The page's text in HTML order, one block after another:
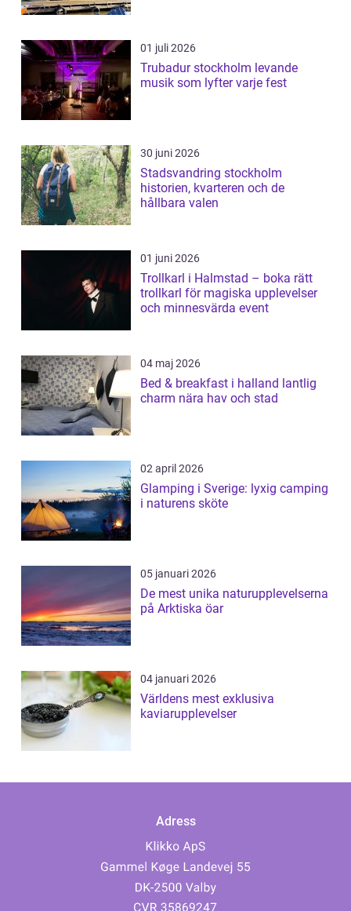
01 juli 2026
Trubadur stockholm levande
musik som lyfter varje fest
30 juni 2026
Stadsvandring stockholm
historien, kvarteren och de
hållbara valen
01 juni 2026
Trollkarl i Halmstad – boka rätt
trollkarl för magiska upplevelser
och minnesvärda event
04 maj 2026
Bed & breakfast i halland lantlig
charm nära hav och stad
02 april 2026
Glamping i Sverige: lyxig camping
i naturens sköte
05 januari 2026
De mest unika naturupplevelserna
på Arktiska öar
04 januari 2026
Världens mest exklusiva
kaviarupplevelser
Adress